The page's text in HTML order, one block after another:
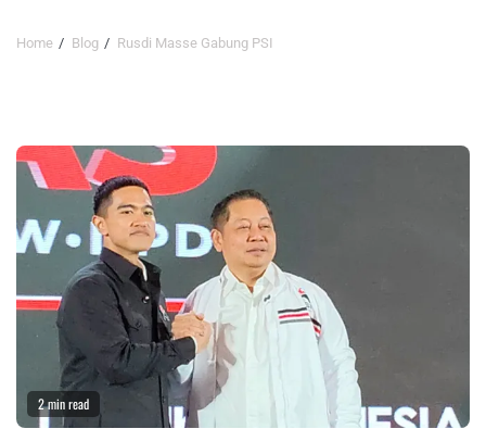
Home Blog Rusdi Masse Gabung PSI
2 min read